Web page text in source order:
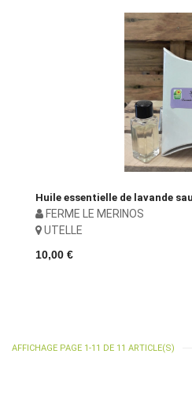
Huile essentielle de lavande
FERME LE MERINOS
UTELLE
10,00 €
AFFICHAGE PAGE 1-11 DE 11 ARTICLE(S)